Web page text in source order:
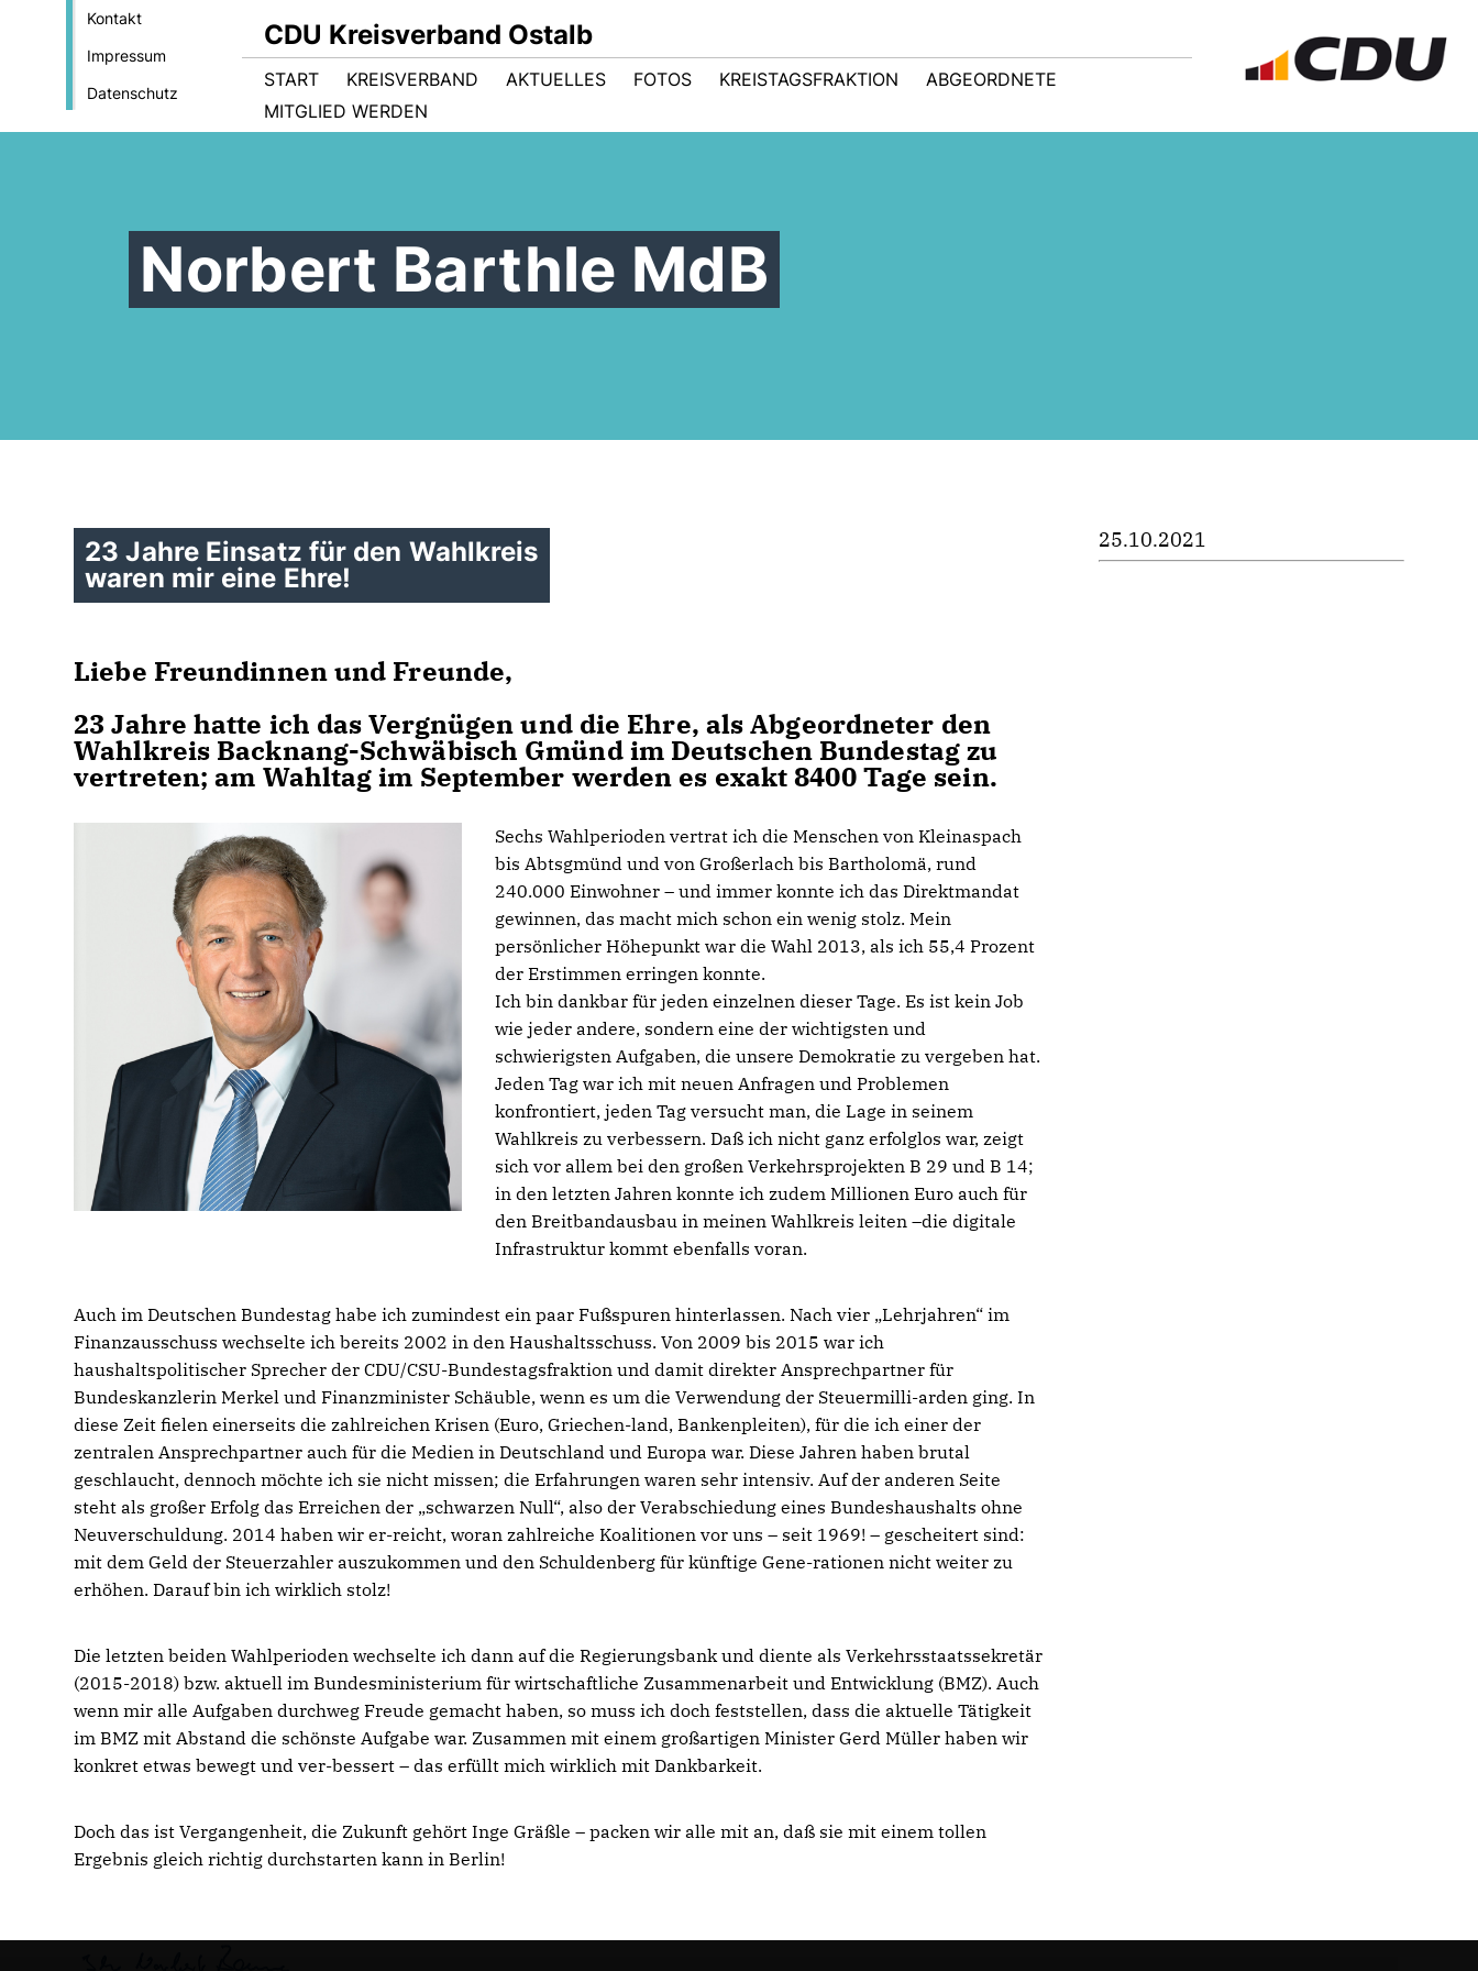
Kontakt
Impressum
Datenschutz
CDU Kreisverband Ostalb
START KREISVERBAND AKTUELLES FOTOS KREISTAGSFRAKTION
ABGEORDNETE
MITGLIED WERDEN
Norbert Barthle MdB
23 Jahre Einsatz für den Wahlkreis
waren mir eine Ehre!
Liebe Freundinnen und Freunde,
23 Jahre hatte ich das Vergnügen und die Ehre, als Abgeordneter den
Wahlkreis Backnang-Schwäbisch Gmünd im Deutschen Bundestag zu
vertreten; am Wahltag im September werden es exakt 8400 Tage sein.
Sechs Wahlperioden vertrat ich die Menschen von Kleinaspach
bis Abtsgmünd und von Großerlach bis Bartholomä, rund
240.000 Einwohner – und immer konnte ich das Direktmandat
gewinnen, das macht mich schon ein wenig stolz. Mein
persönlicher Höhepunkt war die Wahl 2013, als ich 55,4 Prozent
der Erstimmen erringen konnte.
Ich bin dankbar für jeden einzelnen dieser Tage. Es ist kein Job
wie jeder andere, sondern eine der wichtigsten und
schwierigsten Aufgaben, die unsere Demokratie zu vergeben hat.
Jeden Tag war ich mit neuen Anfragen und Problemen
konfrontiert, jeden Tag versucht man, die Lage in seinem
Wahlkreis zu verbessern. Daß ich nicht ganz erfolglos war, zeigt
sich vor allem bei den großen Verkehrsprojekten B 29 und B 14;
in den letzten Jahren konnte ich zudem Millionen Euro auch für
den Breitbandausbau in meinen Wahlkreis leiten –die digitale
Infrastruktur kommt ebenfalls voran.
Auch im Deutschen Bundestag habe ich zumindest ein paar Fußspuren hinterlassen. Nach vier „Lehrjahren“ im
Finanzausschuss wechselte ich bereits 2002 in den Haushaltsschuss. Von 2009 bis 2015 war ich
haushaltspolitischer Sprecher der CDU/CSU-Bundestagsfraktion und damit direkter Ansprechpartner für
Bundeskanzlerin Merkel und Finanzminister Schäuble, wenn es um die Verwendung der Steuermilli-arden ging. In
diese Zeit fielen einerseits die zahlreichen Krisen (Euro, Griechen-land, Bankenpleiten), für die ich einer der
zentralen Ansprechpartner auch für die Medien in Deutschland und Europa war. Diese Jahren haben brutal
geschlaucht, dennoch möchte ich sie nicht missen; die Erfahrungen waren sehr intensiv. Auf der anderen Seite
steht als großer Erfolg das Erreichen der „schwarzen Null“, also der Verabschiedung eines Bundeshaushalts ohne
Neuverschuldung. 2014 haben wir er-reicht, woran zahlreiche Koalitionen vor uns – seit 1969! – gescheitert sind:
mit dem Geld der Steuerzahler auszukommen und den Schuldenberg für künftige Gene-rationen nicht weiter zu
erhöhen. Darauf bin ich wirklich stolz!
Die letzten beiden Wahlperioden wechselte ich dann auf die Regierungsbank und diente als Verkehrsstaatssekretär
(2015-2018) bzw. aktuell im Bundesministerium für wirtschaftliche Zusammenarbeit und Entwicklung (BMZ). Auch
wenn mir alle Aufgaben durchweg Freude gemacht haben, so muss ich doch feststellen, dass die aktuelle Tätigkeit
im BMZ mit Abstand die schönste Aufgabe war. Zusammen mit einem großartigen Minister Gerd Müller haben wir
konkret etwas bewegt und ver-bessert – das erfüllt mich wirklich mit Dankbarkeit.
Doch das ist Vergangenheit, die Zukunft gehört Inge Gräßle – packen wir alle mit an, daß sie mit einem tollen
Ergebnis gleich richtig durchstarten kann in Berlin!
25.10.2021